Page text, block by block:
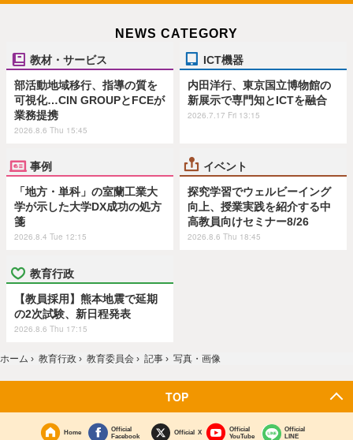
NEWS CATEGORY
教材・サービス
部活動地域移行、指導の質を
可視化…CIN GROUPとFCEが
業務提携
2026.8.6 Thu 15:45
ICT機器
内田洋行、東京国立博物館の
新展示で専門知とICTを融合
2026.7.17 Fri 13:15
事例
「地方・単科」の室蘭工業大
学が示した大学DX成功の処方
箋
2026.8.4 Tue 12:15
イベント
探究学習でウェルビーイング
向上、授業実践を紹介する中
高教員向けセミナー8/26
2026.8.6 Thu 18:45
教育行政
【教員採用】熊本地震で延期
の2次試験、新日程発表
2026.8.6 Thu 17:15
ホーム › 教育行政 › 教育委員会 › 記事 › 写真・画像
TOP
Home
Official
Facebook
Official X
Official
YouTube
Official
LINE